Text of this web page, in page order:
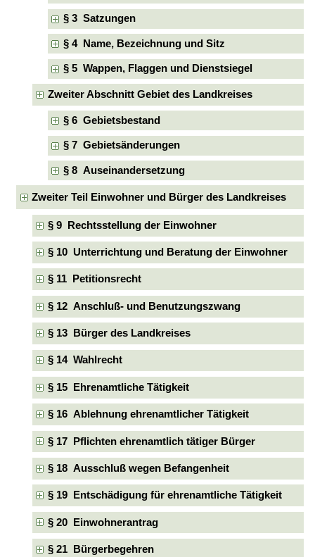
§ 3 Satzungen
§ 4 Name, Bezeichnung und Sitz
§ 5 Wappen, Flaggen und Dienstsiegel
Zweiter Abschnitt Gebiet des Landkreises
§ 6 Gebietsbestand
§ 7 Gebietsänderungen
§ 8 Auseinandersetzung
Zweiter Teil Einwohner und Bürger des Landkreises
§ 9 Rechtsstellung der Einwohner
§ 10 Unterrichtung und Beratung der Einwohner
§ 11 Petitionsrecht
§ 12 Anschluß- und Benutzungszwang
§ 13 Bürger des Landkreises
§ 14 Wahlrecht
§ 15 Ehrenamtliche Tätigkeit
§ 16 Ablehnung ehrenamtlicher Tätigkeit
§ 17 Pflichten ehrenamtlich tätiger Bürger
§ 18 Ausschluß wegen Befangenheit
§ 19 Entschädigung für ehrenamtliche Tätigkeit
§ 20 Einwohnerantrag
§ 21 Bürgerbegehren